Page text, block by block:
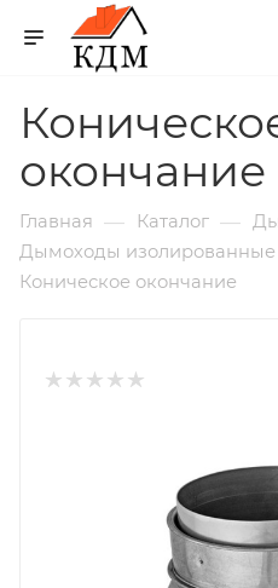
окончание
Главная — Каталог —
Дымоходы изолированные
Коническое окончание